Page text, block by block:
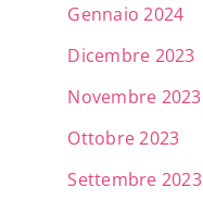
Gennaio 2024
Dicembre 2023
Novembre 2023
Ottobre 2023
Settembre 2023